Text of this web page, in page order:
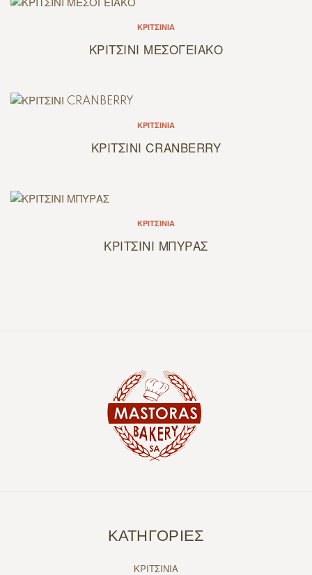
ΚΡΙΤΣΊΝΙΑ
ΚΡΙΤΣΙΝΙ ΜΕΣΟΓΕΙΑΚΟ
ΚΡΙΤΣΊΝΙΑ
ΚΡΙΤΣΙΝΙ CRANBERRY
ΚΡΙΤΣΊΝΙΑ
ΚΡΙΤΣΙΝΙ ΜΠΥΡΑΣ
ΚΑΤΗΓΟΡΙΕΣ
ΚΡΙΤΣΙΝΙΑ